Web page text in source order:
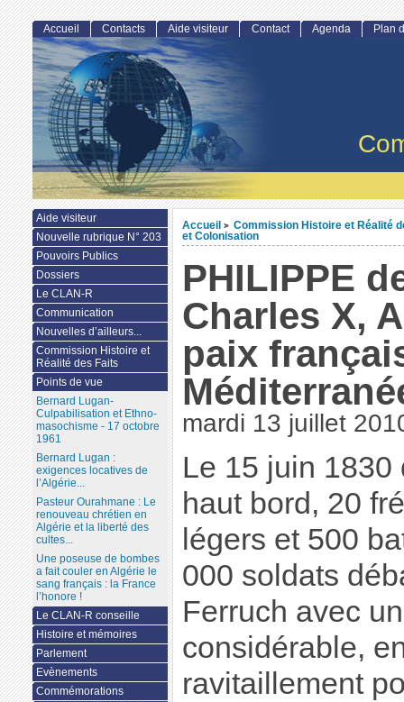
Accueil > Commission Histoire et Réalité
et Colonisation
PHILIPPE
Charles X,
paix
mardi 13 juillet
Le 15 juin 1830
haut bord, 20
légers et 500
000 soldats
Ferruch avec
considérable,
ravitaillement
Accueil Contacts Aide visiteur Contact Agenda Plan
Aide visiteur
Nouvelle rubrique N° 203
Pouvoirs Publics
Dossiers
Le CLAN-R
Communication
Nouvelles d’ailleurs...
Commission Histoire et
Réalité des Faits
Points de vue
Bernard Lugan-
Culpabilisation et Ethno-
masochisme - 17 octobre
1961
Bernard Lugan :
exigences locatives de
l’Algérie...
Pasteur Ourahmane : Le
renouveau chrétien en
Algérie et la liberté des
cultes...
Une poseuse de bombes
a fait couler en Algérie le
sang français : la France
l’honore !
Le CLAN-R conseille
Histoire et mémoires
Parlement
Evènements
Commémorations